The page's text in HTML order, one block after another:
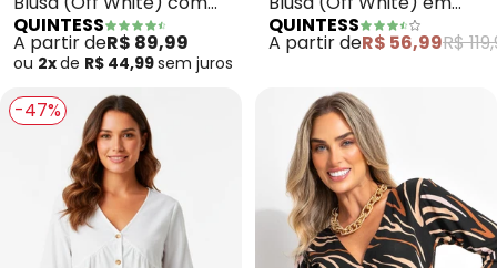
Detalhes em Tule nas
Mangas
QUINTESS
A partir deR$ 89,99
ou 2xde R$ 44,99sem juros
Malha de Algodão
Penteado
QUINTESS
A partir deR$ 56,99R$
-47%